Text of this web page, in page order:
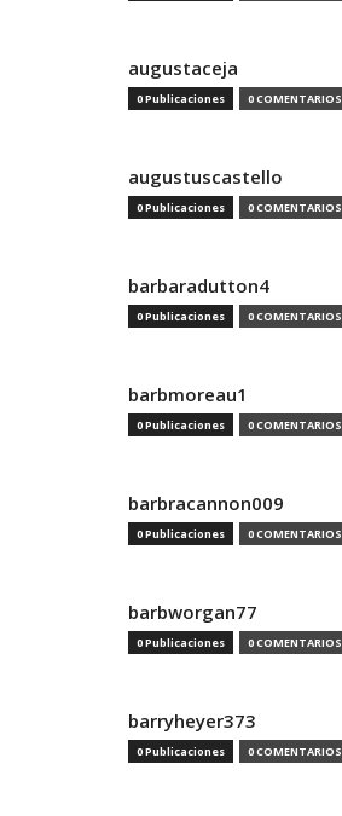
augustaceja
0 Publicaciones 0 COMENTARIOS
augustuscastello
0 Publicaciones 0 COMENTARIOS
barbaradutton4
0 Publicaciones 0 COMENTARIOS
barbmoreau1
0 Publicaciones 0 COMENTARIOS
barbracannon009
0 Publicaciones 0 COMENTARIOS
barbworgan77
0 Publicaciones 0 COMENTARIOS
barryheyer373
0 Publicaciones 0 COMENTARIOS